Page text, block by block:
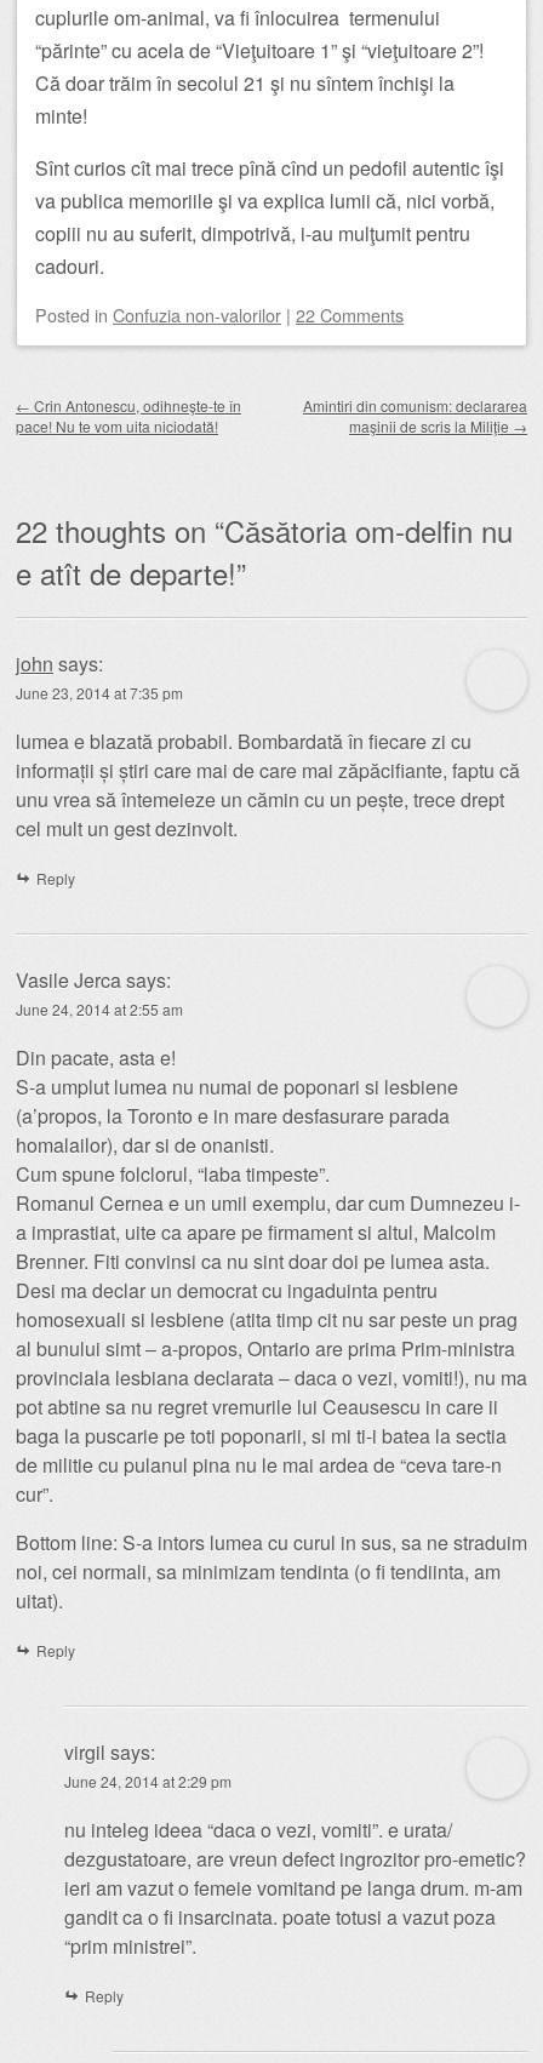
cuplurile om-animal, va fi înlocuirea termenului
“părinte” cu acela de “Vieţuitoare 1” şi “vieţuitoare 2”!
Că doar trăim în secolul 21 şi nu sîntem închişi la
minte!
Sînt curios cît mai trece pînă cînd un pedofil autentic îşi
va publica memoriile şi va explica lumii că, nici vorbă,
copiii nu au suferit, dimpotrivă, i-au mulţumit pentru
cadouri.
Posted in Confuzia non-valorilor | 22 Comments
← Crin Antonescu, odihneşte-te în
pace! Nu te vom uita niciodată!
Amintiri din comunism: declararea
maşinii de scris la Miliţie →
22 thoughts on “Căsătoria om-delfin nu
e atît de departe!”
john says:
June 23, 2014 at 7:35 pm
lumea e blazată probabil. Bombardată în fiecare zi cu
informații și știri care mai de care mai zăpăcifiante, faptu că
unu vrea să întemeieze un cămin cu un pește, trece drept
cel mult un gest dezinvolt.
Reply
Vasile Jercasays:
June 24, 2014 at 2:55 am
Din pacate, asta e!
S-a umplut lumea nu numai de poponari si lesbiene
(a’propos, la Toronto e in mare desfasurare parada
homalailor), dar si de onanisti.
Cum spune folclorul, “laba timpeste”.
Romanul Cernea e un umil exemplu, dar cum Dumnezeu i-
a imprastiat, uite ca apare pe firmament si altul, Malcolm
Brenner. Fiti convinsi ca nu sint doar doi pe lumea asta.
Desi ma declar un democrat cu ingaduinta pentru
homosexuali si lesbiene (atita timp cit nu sar peste un prag
al bunului simt – a-propos, Ontario are prima Prim-ministra
provinciala lesbiana declarata – daca o vezi, vomiti!), nu ma
pot abtine sa nu regret vremurile lui Ceausescu in care ii
baga la puscarie pe toti poponarii, si mi ti-i batea la sectia
de militie cu pulanul pina nu le mai ardea de “ceva tare-n
cur”.
Bottom line: S-a intors lumea cu curul in sus, sa ne straduim
noi, cei normali, sa minimizam tendinta (o fi tendiinta, am
uitat).
Reply
virgil says:
June 24, 2014 at 2:29 pm
nu inteleg ideea “daca o vezi, vomiti”. e urata/
dezgustatoare, are vreun defect ingrozitor pro-emetic?
ieri am vazut o femeie vomitand pe langa drum. m-am
gandit ca o fi insarcinata. poate totusi a vazut poza
“prim ministrei”.
Reply